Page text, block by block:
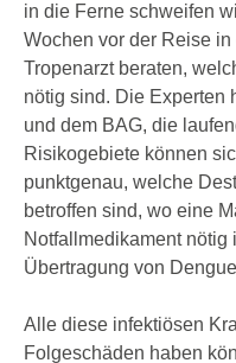
in die Ferne schweifen
Wochen vor der Reise
Tropenarzt beraten,
nötig sind. Die Experten
und dem BAG, die
Risikogebiete können
punktgenau, welche
betroffen sind, wo eine
Notfallmedikament nötig
Übertragung von
Alle diese infektiösen
Folgeschäden haben